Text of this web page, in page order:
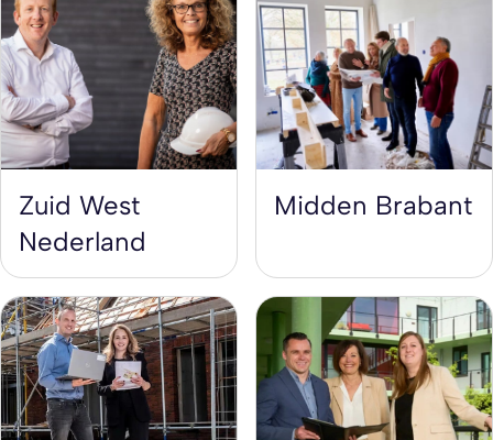
Zuid West
Nederland
Midden Brabant